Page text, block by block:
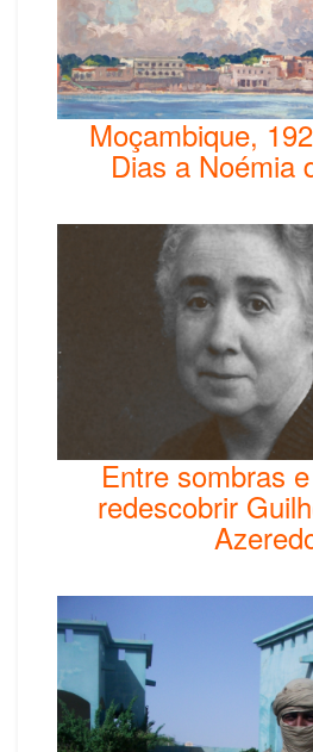
Moçambique,
Dias a Noémia
Entre sombras
redescobrir